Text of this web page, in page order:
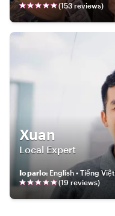
(153reviews)
Xuan
Local Expert
Io parlo: English • Tiếng Việt
(19 reviews)